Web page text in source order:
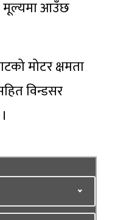
मूल्यमा आउँछ
मोटर क्षमता
विन्डसर